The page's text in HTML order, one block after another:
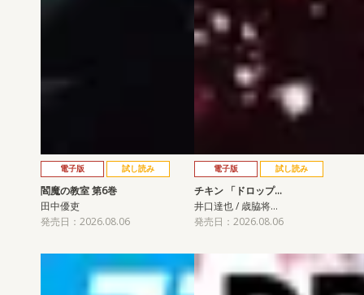
電子版 試し読み
閻魔の教室 第6巻
田中優吏
発売日：2026.08.06
電子版 試し読み
チキン 「ドロップ…
井口達也 / 歳脇将…
発売日：2026.08.06